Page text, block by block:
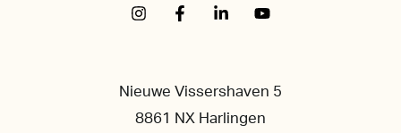
Nieuwe Vissershaven 5
8861 NX Harlingen